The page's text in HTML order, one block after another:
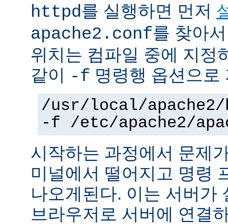
httpd를 실행하면 먼저
apache2.conf를 찾아
위치는 컴파일 중에 지정
같이 -f 명령행 옵션으로
/usr/local/
-f /etc/apache2/
시작하는 과정에서 문제
미널에서 떨어지고 명령
나오게된다. 이는 서버가
브라우저로 서버에 연결